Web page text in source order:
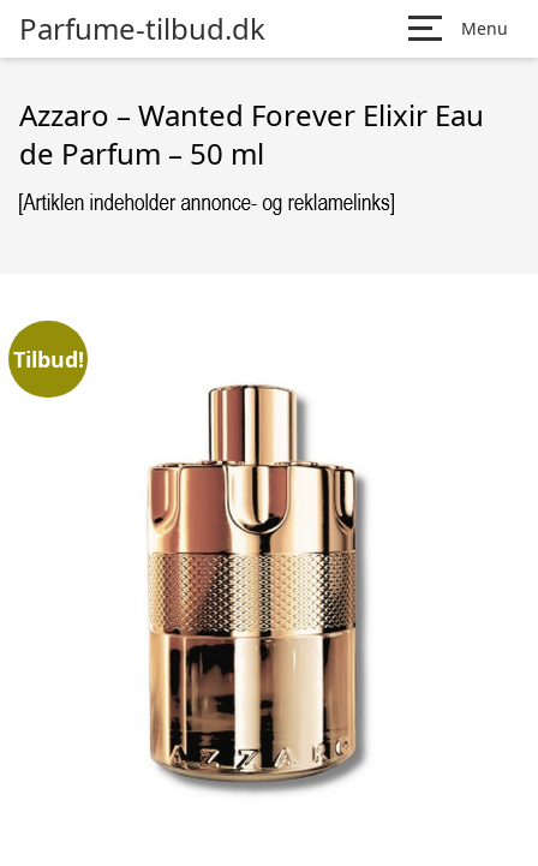
Parfume-tilbud.dk Menu
Azzaro – Wanted Forever Elixir Eau
de Parfum – 50 ml
Tilbud!